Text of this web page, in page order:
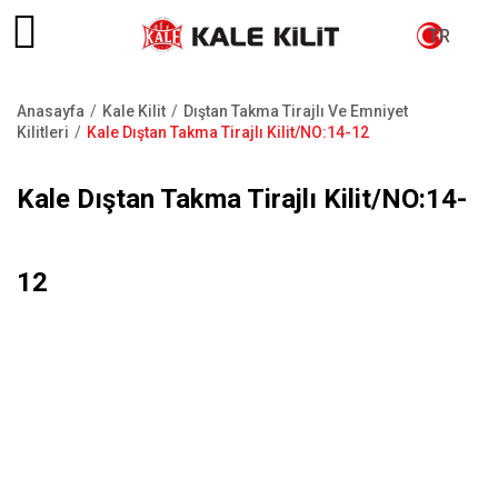
TR
Sayfa
Anasayfa Kale Kilit
Dıştan Takma Tirajlı Ve Emniyet
Kilitleri
Kale Dıştan Takma Tirajlı Kilit/NO:14-12
Kale Dıştan Takma Tirajlı Kilit/NO:14-
12